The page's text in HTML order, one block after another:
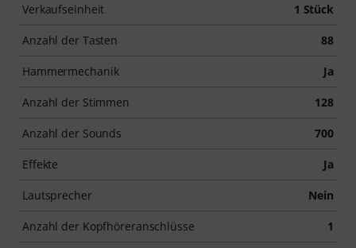
Verkaufseinheit 1 Stück
Anzahl der Tasten 88
Hammermechanik Ja
Anzahl der Stimmen 128
Anzahl der Sounds 700
Effekte Ja
Lautsprecher Nein
Anzahl der Kopfhöreranschlüsse 1